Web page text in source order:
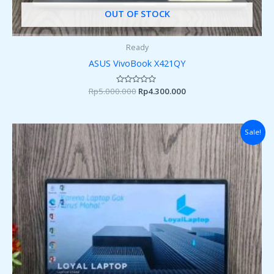
OUT OF STOCK
Ready
ASUS VivoBook X421QY
Rated
Rp5.000.000 Rp4.300.000
Sale!
Original
price
Rp5.000.000.
Current
price
Rp4.300.000.